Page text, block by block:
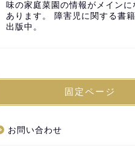
味の家庭菜園の情報がメインに
あります。 障害児に関する書
出版中。
固定ページ
お問い合わせ